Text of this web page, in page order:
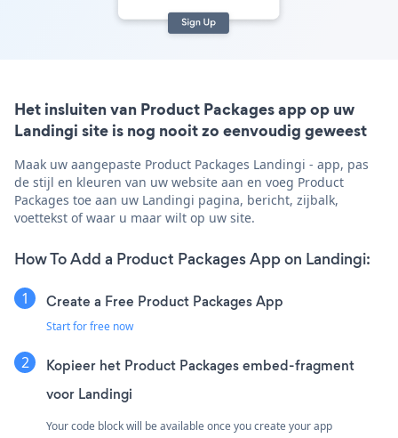
Het insluiten van Product Packages app op uw
Landingi site is nog nooit zo eenvoudig geweest
Maak uw aangepaste Product Packages Landingi - app, pas
de stijl en kleuren van uw website aan en voeg Product
Packages toe aan uw Landingi pagina, bericht, zijbalk,
voettekst of waar u maar wilt op uw site.
How To Add a Product Packages App on Landingi:
Create a Free Product Packages App
Start for free now
Kopieer het Product Packages embed-fragment
voor Landingi
Your code block will be available once you create your app